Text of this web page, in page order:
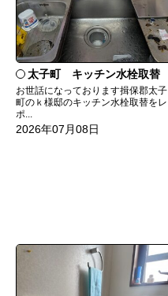
太子町 キッチン水栓取替
お世話になっております揖保郡太子
町のｋ様邸のキッチン水栓取替をレ
ポ...
2026年07月08日